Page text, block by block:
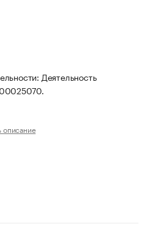
Деятельность
описание